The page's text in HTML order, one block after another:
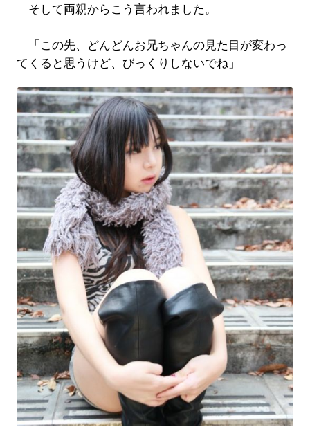
そして両親からこう言われました。
「この先、どんどんお兄ちゃんの見た目が変わっ
てくると思うけど、びっくりしないでね」